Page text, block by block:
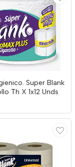
Super Blank
Th X 1x12 Unds